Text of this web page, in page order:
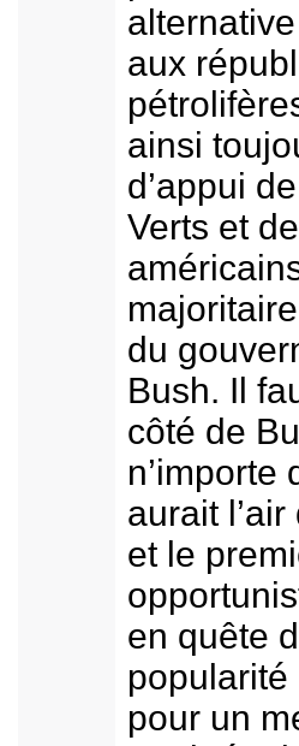
aux
ainsi
d’appui
Verts et
du
Bush. Il
côté de
n’importe
aurait l’air
et le
en quête
pour un